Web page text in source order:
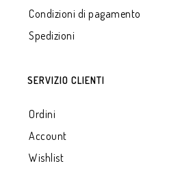
Condizioni di pagamento
Spedizioni
SERVIZIO CLIENTI
Ordini
Account
Wishlist